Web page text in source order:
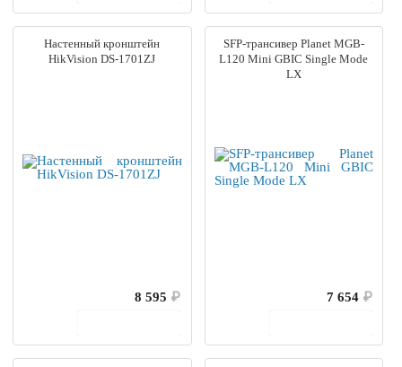
Настенный кронштейн
HikVision DS-1701ZJ
8 595 ₽
SFP-трансивер Planet MGB-
L120 Mini GBIC Single Mode
LX
7 654 ₽